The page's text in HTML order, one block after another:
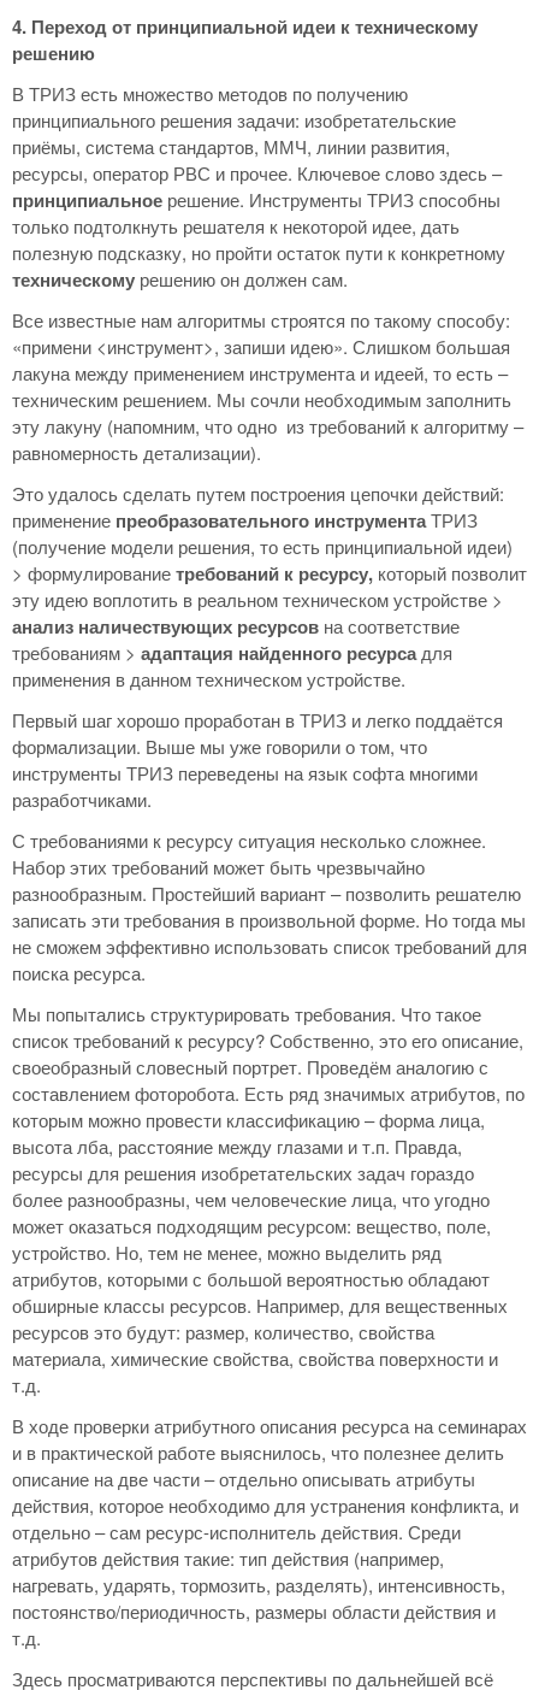
4. Переход от принципиальной идеи к техническому
решению
В ТРИЗ есть множество методов по получению
принципиального решения задачи: изобретательские
приёмы, система стандартов, ММЧ, линии развития,
ресурсы, оператор РВС и прочее. Ключевое слово здесь –
принципиальное решение. Инструменты ТРИЗ способны
только подтолкнуть решателя к некоторой идее, дать
полезную подсказку, но пройти остаток пути к конкретному
техническому решению он должен сам.
Все известные нам алгоритмы строятся по такому способу:
«примени <инструмент>, запиши идею». Слишком большая
лакуна между применением инструмента и идеей, то есть –
техническим решением. Мы сочли необходимым заполнить
эту лакуну (напомним, что одно из требований к алгоритму –
равномерность детализации).
Это удалось сделать путем построения цепочки действий:
применение преобразовательного инструментаТРИЗ
(получение модели решения, то есть принципиальной идеи)
> формулированиетребований к ресурсу, который позволит
эту идею воплотить в реальном техническом устройстве >
анализ наличествующих ресурсов на соответствие
требованиям > адаптация найденного ресурсадля
применения в данном техническом устройстве.
Первый шаг хорошо проработан в ТРИЗ и легко поддаётся
формализации. Выше мы уже говорили о том, что
инструменты ТРИЗ переведены на язык софта многими
разработчиками.
С требованиями к ресурсу ситуация несколько сложнее.
Набор этих требований может быть чрезвычайно
разнообразным. Простейший вариант – позволить решателю
записать эти требования в произвольной форме. Но тогда мы
не сможем эффективно использовать список требований для
поиска ресурса.
Мы попытались структурировать требования. Что такое
список требований к ресурсу? Собственно, это его описание,
своеобразный словесный портрет. Проведём аналогию с
составлением фоторобота. Есть ряд значимых атрибутов, по
которым можно провести классификацию – форма лица,
высота лба, расстояние между глазами и т.п. Правда,
ресурсы для решения изобретательских задач гораздо
более разнообразны, чем человеческие лица, что угодно
может оказаться подходящим ресурсом: вещество, поле,
устройство. Но, тем не менее, можно выделить ряд
атрибутов, которыми с большой вероятностью обладают
обширные классы ресурсов. Например, для вещественных
ресурсов это будут: размер, количество, свойства
материала, химические свойства, свойства поверхности и
т.д.
В ходе проверки атрибутного описания ресурса на семинарах
и в практической работе выяснилось, что полезнее делить
описание на две части – отдельно описывать атрибуты
действия, которое необходимо для устранения конфликта, и
отдельно – сам ресурс-исполнитель действия. Среди
атрибутов действия такие: тип действия (например,
нагревать, ударять, тормозить, разделять), интенсивность,
постоянство/периодичность, размеры области действия и
т.д.
Здесь просматриваются перспективы по дальнейшей всё